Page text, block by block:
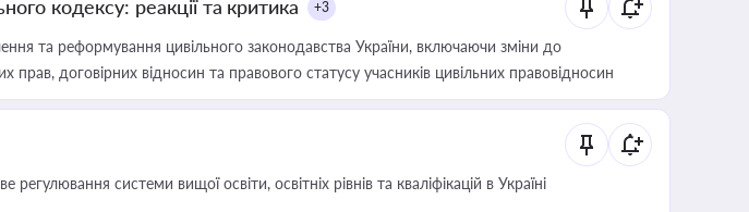
кодексу: реакції та критика +3
та реформування цивільного законодавства України, включаючи зміни до
прав, договірних відносин та правового статусу учасників цивільних правовідносин
системи вищої освіти, освітніх рівнів та кваліфікацій в Україні